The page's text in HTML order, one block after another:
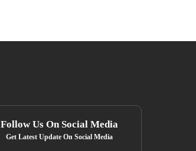
Follow Us On Social Media
Get Latest Update On Social Media